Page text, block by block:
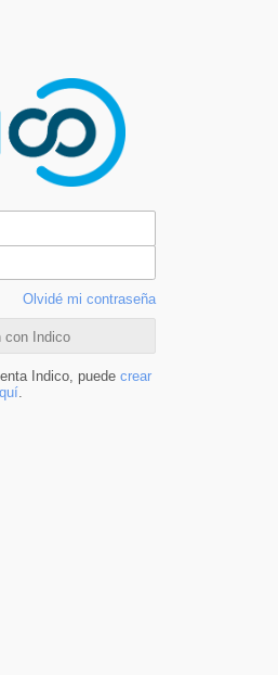
Olvidé mi contraseña
con Indico
Indico, puede crear